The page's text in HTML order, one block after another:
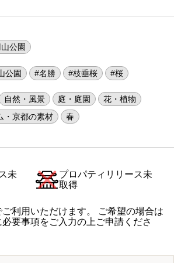
公園
公園 #名勝 #枝垂桜 #桜
自然・風景 庭・庭園
花・植物
・京都の素材 春
未
プロパティリリース未
取得
利用いただけます。 ご希望の場合は
要事項をご入力の上ご申請くださ